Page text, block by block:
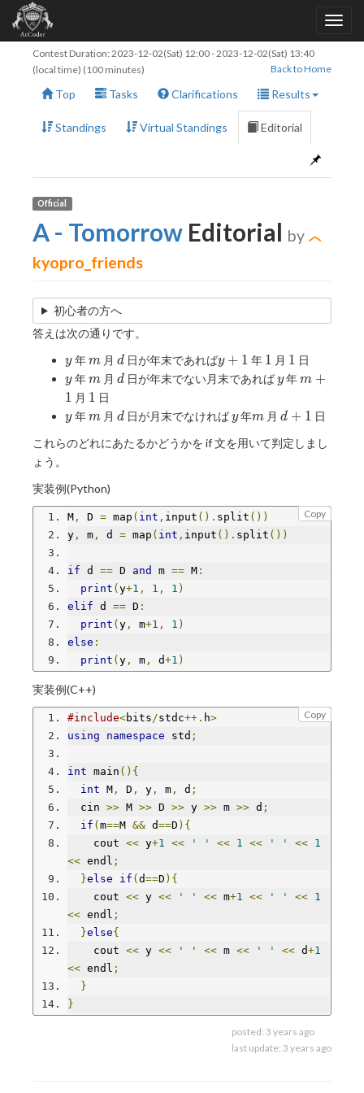
Contest Duration: 2023-12-02(Sat) 12:00-2023-12-02(Sat) 13:40
(local time) (100 minutes)
Back to Home
Top Tasks Clarifications Results
Standings Virtual Standings Editorial
Official
A - Tomorrow Editorial by
kyopro_friends
初心者の方へ
答えは次の通りです。
y
y年m
m月 d
d日が年末であればy+1
y + 1 年 1
1 月 1
1 日
y
y年m
m月 d
d日が年末でない月末であればy
y年m+1
m +
1 月 1
1 日
y
y年m
m月 d
d日が月末でなければy
y年m
m 月d+1
d + 1 日
これらのどれにあたるかどうかを if 文を用いて判定しまし
ょう。
実装例(Python)
Copy
M , D = map ( int , input (). split ())
y , m , d = map ( int , input (). split ())
if d == D and m == M :
print ( y+1 , 1 , 1 )
elif d == D :
print ( y , m+1 , 1 )
else :
print ( y , m , d+1 )
実装例(C++)
Copy
#include<bits/stdc++. h>
using
namespace std ;
int main (){
int M , D , y , m , d ;
  cin
>> M >> D >> y >> m >> d ;
if ( m==M && d==D ){
    cout
<< y+1 << ' ' << 1 << ' ' << 1
<< endl ;
}else if ( d==D ){
    cout
<< y << ' ' << m+1 << ' ' << 1
<< endl ;
}else{
    cout
<< y << ' ' << m << ' ' << d+1
<< endl ;
}
}
posted: 3 years ago
last update: 3 years ago